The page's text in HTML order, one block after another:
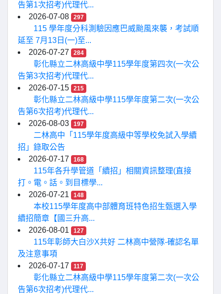
告第1次招考)代理代...
2026-07-08
297
115 學年度分科測驗因應巴威颱風來襲，考試順
延至 7月13日(一)至...
2026-07-27
284
彰化縣立二林高級中學115學年度第四次(一次公
告第3次招考)代理代...
2026-07-15
215
彰化縣立二林高級中學115學年度第二次(一次公
告第6次招考)代理代...
2026-08-03
197
二林高中「115學年度高級中等學校免試入學續
招」錄取公告
2026-07-17
168
115年各升學管道「續招」相關資訊整理(直接
打。電。話。到目標學...
2026-07-21
148
本校115學年度高中部體育班特色招生甄選入學
續招簡章【國三升高...
2026-08-01
127
115年彰師大白沙X共好 二林高中營隊-確認名單
及注意事項
2026-07-17
117
彰化縣立二林高級中學115學年度第二次(一次公
告第6次招考)代理代...